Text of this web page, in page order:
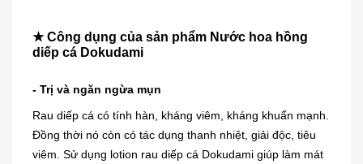
★ Công dụng của sản phẩm Nước hoa hồng
diếp cá Dokudami
- Trị và ngăn ngừa mụn
Rau diếp cá có tính hàn, kháng viêm, kháng khuẩn mạnh.
Đồng thời nó còn có tác dụng thanh nhiệt, giải độc, tiêu
viêm. Sử dụng lotion rau diếp cá Dokudami giúp làm mát